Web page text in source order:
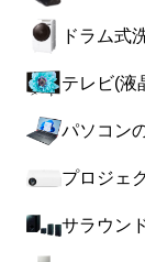
ドラム式
テレビ(液
パソコン
プロジェ
サラウン